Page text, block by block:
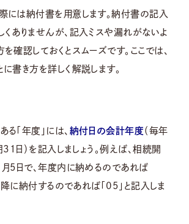
には納付書を用意します。納付書の記入
ありませんが、記入ミスや漏れがないよ
確認しておくとスムーズです。ここでは、
書き方を詳しく解説します。
「年度」には、 納付日の会計年度（毎年
日）を記入しましょう。例えば、相続開
5日で、年度内に納めるのであれば
に納付するのであれば「05」と記入しま